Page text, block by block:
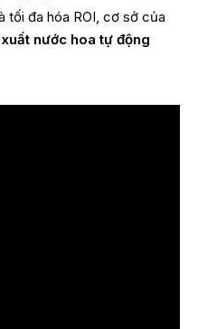
tối đa hóa ROI, cơ sở của
nước hoa tự động